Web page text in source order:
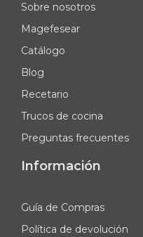
Sobre nosotros
Magefesear
Catálogo
Blog
Recetario
Trucos de cocina
Preguntas frecuentes
Información
Guía de Compras
Política de devolución